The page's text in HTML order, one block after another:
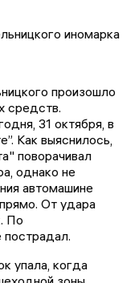
произошло
средств.
31 октября, в
Как выяснилось,
поворачивал
однако не
автомашине
От удара
По
упала, когда